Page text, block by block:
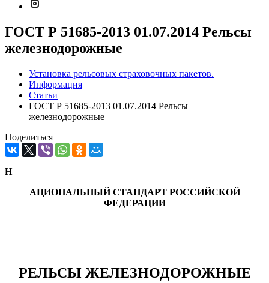
ГОСТ Р 51685-2013 01.07.2014 Рельсы
железнодорожные
Установка рельсовых страховочных пакетов.
Информация
Статьи
ГОСТ Р 51685-2013 01.07.2014 Рельсы
железнодорожные
Поделиться
Н
АЦИОНАЛЬНЫЙ СТАНДАРТ РОССИЙСКОЙ
ФЕДЕРАЦИИ
РЕЛЬСЫ ЖЕЛЕЗНОДОРОЖНЫЕ